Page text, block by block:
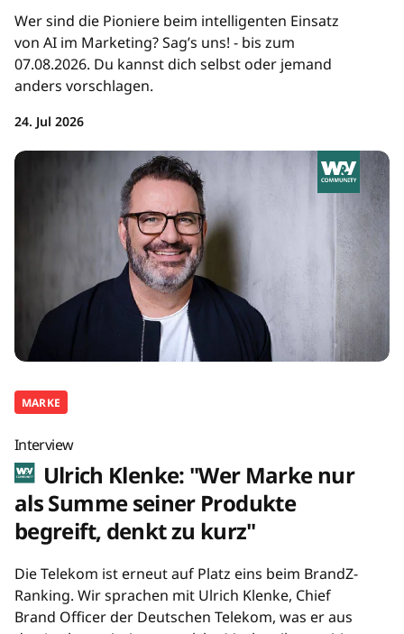
Wer sind die Pioniere beim intelligenten Einsatz
von AI im Marketing? Sag’s uns! - bis zum
07.08.2026. Du kannst dich selbst oder jemand
anders vorschlagen.
24. Jul 2026
MARKE
Interview
Ulrich Klenke: "Wer Marke nur
als Summe seiner Produkte
begreift, denkt zu kurz"
Die Telekom ist erneut auf Platz eins beim BrandZ-
Ranking. Wir sprachen mit Ulrich Klenke, Chief
Brand Officer der Deutschen Telekom, was er aus